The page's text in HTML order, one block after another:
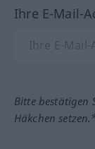
Ihre E-Mail-
Bitte bestätigen
Häkchen